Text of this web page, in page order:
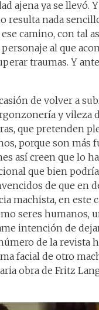
ajena ya se llevó.
nada
camino, con tal
al que
traumas. Y
de volver a
y vileza
que pretenden
porque son más
así creen que lo
que bien
de que en
machista, en este
seres humanos,
intención de
de la revista
facial de otro
obra de Fritz